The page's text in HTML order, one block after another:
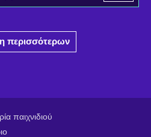
περισσότερων
παιχνιδιού